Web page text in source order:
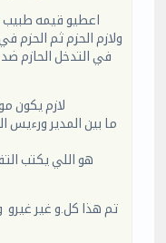
?اعطيو قيمه
ولازم الحزم ثم الحزم
في التدخل الحازم
?لازم يكون
ما بين المدير ورءيس
هو اللي يكتب